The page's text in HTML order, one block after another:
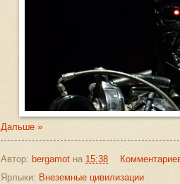
Дальше »
Автор: bergamot на 15:38
Ярлыки: Внеземные цивилизации